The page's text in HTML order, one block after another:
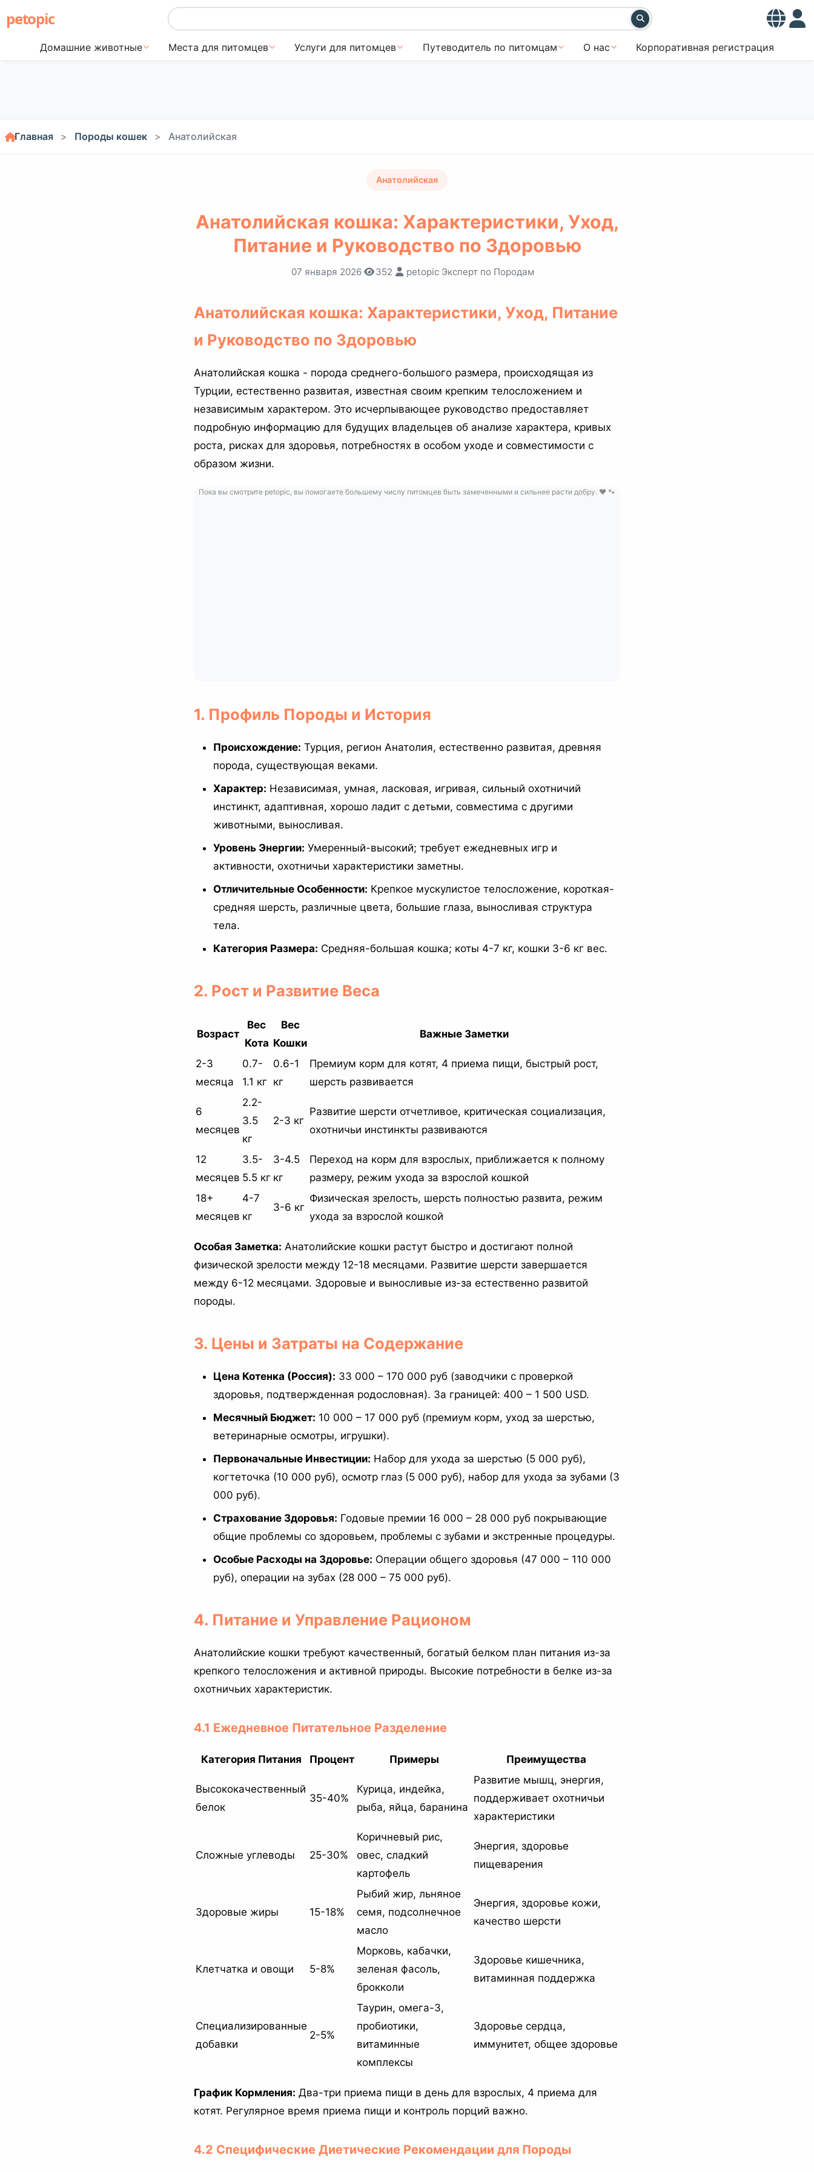
petopic
Домашние животные Места для питомцев Услуги для питомцев Путеводитель по питомцам О нас Корпоративная регистрация
Главная Породы кошек Анатолийская
Анатолийская
Анатолийская кошка: Характеристики, Уход,
Питание и Руководство по Здоровью
07 января 2026 352 petopic Эксперт по Породам
Анатолийская кошка: Характеристики, Уход, Питание
и Руководство по Здоровью
Анатолийская кошка - порода среднего-большого размера, происходящая из
Турции, естественно развитая, известная своим крепким телосложением и
независимым характером. Это исчерпывающее руководство предоставляет
подробную информацию для будущих владельцев об анализе характера, кривых
роста, рисках для здоровья, потребностях в особом уходе и совместимости с
образом жизни.
Пока вы смотрите petopic, вы помогаете большему числу питомцев быть замеченными и сильнее расти добру. ❤️ 🐾
1. Профиль Породы и История
Происхождение: Турция, регион Анатолия, естественно развитая, древняя
порода, существующая веками.
Характер: Независимая, умная, ласковая, игривая, сильный охотничий
инстинкт, адаптивная, хорошо ладит с детьми, совместима с другими
животными, выносливая.
Уровень Энергии: Умеренный-высокий; требует ежедневных игр и
активности, охотничьи характеристики заметны.
Отличительные Особенности: Крепкое мускулистое телосложение, короткая-
средняя шерсть, различные цвета, большие глаза, выносливая структура
тела.
Категория Размера: Средняя-большая кошка; коты 4-7 кг, кошки 3-6 кг вес.
2. Рост и Развитие Веса
Возраст
Вес
Кота
Вес
Кошки
Важные Заметки
2-3
месяца
0.7-
1.1 кг
0.6-1
кг
Премиум корм для котят, 4 приема пищи, быстрый рост,
шерсть развивается
6
месяцев
2.2-
3.5
кг
2-3 кг
Развитие шерсти отчетливое, критическая социализация,
охотничьи инстинкты развиваются
12
месяцев
3.5-
5.5 кг
3-4.5
кг
Переход на корм для взрослых, приближается к полному
размеру, режим ухода за взрослой кошкой
18+
месяцев
4-7
кг
3-6 кг
Физическая зрелость, шерсть полностью развита, режим
ухода за взрослой кошкой
Особая Заметка: Анатолийские кошки растут быстро и достигают полной
физической зрелости между 12-18 месяцами. Развитие шерсти завершается
между 6-12 месяцами. Здоровые и выносливые из-за естественно развитой
породы.
3. Цены и Затраты на Содержание
Цена Котенка (Россия): 33 000 – 170 000 руб (заводчики с проверкой
здоровья, подтвержденная родословная). За границей: 400 – 1 500 USD.
Месячный Бюджет: 10 000 – 17 000 руб (премиум корм, уход за шерстью,
ветеринарные осмотры, игрушки).
Первоначальные Инвестиции: Набор для ухода за шерстью (5 000 руб),
когтеточка (10 000 руб), осмотр глаз (5 000 руб), набор для ухода за зубами (3
000 руб).
Страхование Здоровья: Годовые премии 16 000 – 28 000 руб покрывающие
общие проблемы со здоровьем, проблемы с зубами и экстренные процедуры.
Особые Расходы на Здоровье: Операции общего здоровья (47 000 – 110 000
руб), операции на зубах (28 000 – 75 000 руб).
4. Питание и Управление Рационом
Анатолийские кошки требуют качественный, богатый белком план питания из-за
крепкого телосложения и активной природы. Высокие потребности в белке из-за
охотничьих характеристик.
4.1 Ежедневное Питательное Разделение
Категория Питания Процент Примеры Преимущества
Высококачественный
белок
35-40%
Курица, индейка,
рыба, яйца, баранина
Развитие мышц, энергия,
поддерживает охотничьи
характеристики
Сложные углеводы 25-30%
Коричневый рис,
овес, сладкий
картофель
Энергия, здоровье
пищеварения
Здоровые жиры 15-18%
Рыбий жир, льняное
семя, подсолнечное
масло
Энергия, здоровье кожи,
качество шерсти
Клетчатка и овощи 5-8%
Морковь, кабачки,
зеленая фасоль,
брокколи
Здоровье кишечника,
витаминная поддержка
Специализированные
добавки
2-5%
Таурин, омега-3,
пробиотики,
витаминные
комплексы
Здоровье сердца,
иммунитет, общее здоровье
График Кормления: Два-три приема пищи в день для взрослых, 4 приема для
котят. Регулярное время приема пищи и контроль порций важно.
4.2 Специфические Диетические Рекомендации для Породы